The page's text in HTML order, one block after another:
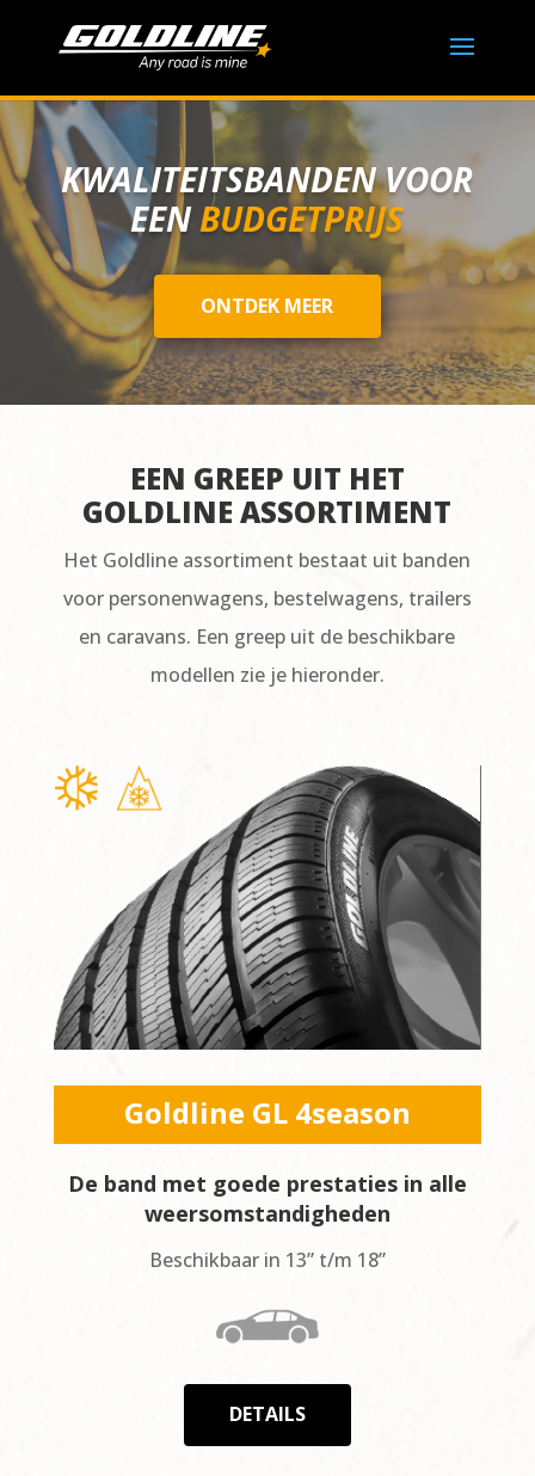
KWALITEITSBANDEN VOOR
EENBUDGETPRIJS
ONTDEK MEER
EEN GREEP UIT HET
GOLDLINE ASSORTIMENT
Het Goldline assortiment bestaat uit banden
voor personenwagens, bestelwagens, trailers
en caravans. Een greep uit de beschikbare
modellen zie je hieronder.
Goldline GL 4season
De band met goede prestaties in alle
weersomstandigheden
Beschikbaar in 13” t/m 18”
DETAILS